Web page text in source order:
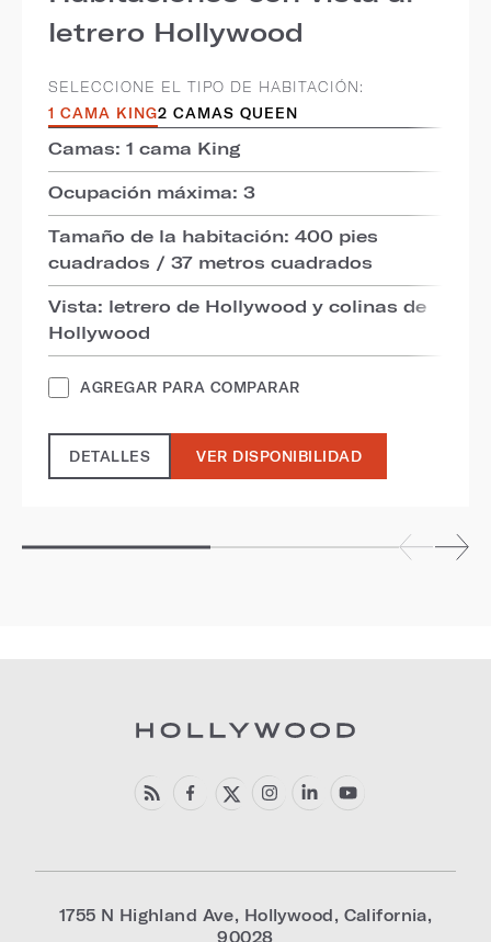
letrero Hollywood
SELECCIONE EL TIPO DE HABITACIÓN:
1 CAMA KING2 CAMAS QUEEN
Camas: 1 cama King
Ocupación máxima: 3
Tamaño de la habitación: 400 pies
cuadrados / 37 metros cuadrados
Vista: letrero de Hollywood y colinas de
Hollywood
AGREGAR PARA COMPARAR
DETALLES VER DISPONIBILIDAD
1755 N Highland Ave, Hollywood, California,
90028